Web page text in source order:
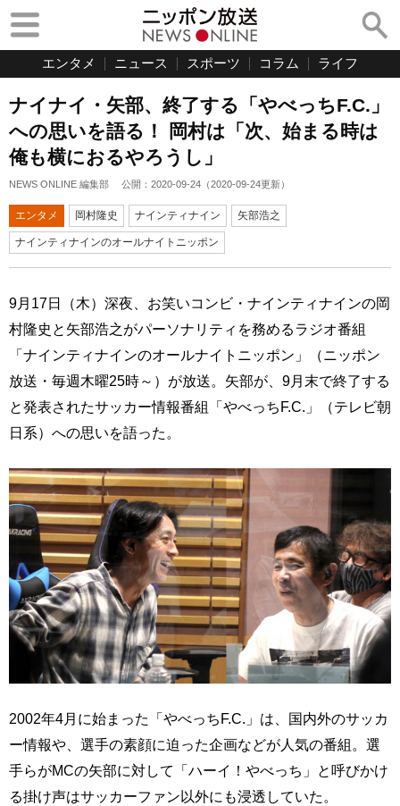
エンタメ ニュース スポーツ コラム ライフ
ナイナイ・矢部、終了する「やべっちF.C.」
への思いを語る！ 岡村は「次、始まる時は
俺も横におるやろうし」
NEWS ONLINE 編集部 公開： 2020-09-24 （2020-09-24更新）
エンタメ 岡村隆史 ナインティナイン 矢部浩之
ナインティナインのオールナイトニッポン
9月17日（木）深夜、お笑いコンビ・ナインティナインの岡
村隆史と矢部浩之がパーソナリティを務めるラジオ番組
「ナインティナインのオールナイトニッポン」（ニッポン
放送・毎週木曜25時～）が放送。矢部が、9月末で終了する
と発表されたサッカー情報番組「やべっちF.C.」（テレビ朝
日系）への思いを語った。
2002年4月に始まった「やべっちF.C.」は、国内外のサッカ
ー情報や、選手の素顔に迫った企画などが人気の番組。選
手らがMCの矢部に対して「ハーイ！やべっち」と呼びかけ
る掛け声はサッカーファン以外にも浸透していた。